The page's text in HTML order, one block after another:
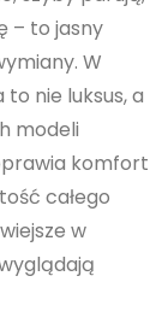
– to jasny
W
nie luksus, a
modeli
komfort
całego
w